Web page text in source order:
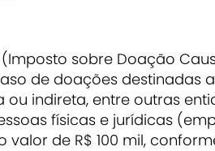
(Imposto sobre Doação
de doações
ou indireta, entre outras
físicas e jurídicas
valor de R$ 100 mil,